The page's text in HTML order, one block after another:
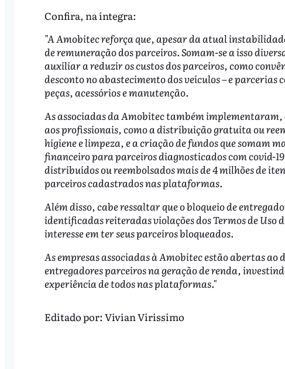
Confira, na íntegra:
"A Amobitec reforça que, apesar da atual
de remuneração dos parceiros. Somam-se a isso
auxiliar a reduzir os custos dos parceiros, como
desconto no abastecimento dos veículos – e parcerias
peças, acessórios e manutenção.
As associadas da Amobitec também
aos profissionais, como a distribuição gratuita ou
higiene e limpeza, e a criação de fundos que somam
financeiro para parceiros diagnosticados com covid-
distribuídos ou reembolsados mais de 4 milhões de
parceiros cadastrados nas plataformas.
Além disso, cabe ressaltar que o bloqueio de
identificadas reiteradas violações dos Termos de Uso
interesse em ter seus parceiros bloqueados.
As empresas associadas à Amobitec estão abertas
entregadores parceiros na geração de renda,
experiência de todos nas plataformas."
Editado por: Vivian Virissimo